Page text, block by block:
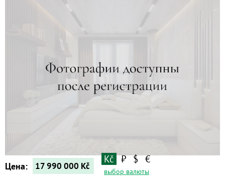
Квартиры
Цена: 17 990 000 Kč
Kč ₽ $ €
выбор валюты